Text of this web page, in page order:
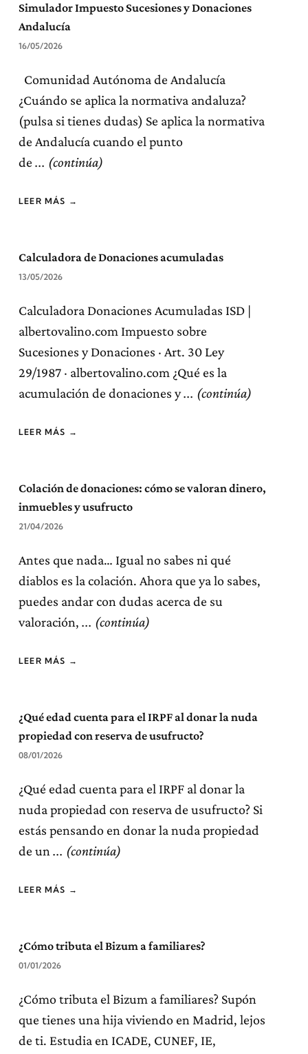
Simulador Impuesto Sucesiones y Donaciones
Andalucía
16/05/2026
Comunidad Autónoma de Andalucía
¿Cuándo se aplica la normativa andaluza?
(pulsa si tienes dudas) Se aplica la normativa
de Andalucía cuando el punto
de
LEER MÁS →
Calculadora de Donaciones acumuladas
13/05/2026
Calculadora Donaciones Acumuladas ISD |
albertovalino.com Impuesto sobre
Sucesiones y Donaciones · Art. 30 Ley
29/1987 · albertovalino.com ¿Qué es la
acumulación de donaciones y
LEER MÁS →
Colación de donaciones: cómo se valoran dinero,
inmuebles y usufructo
21/04/2026
Antes que nada… Igual no sabes ni qué
diablos es la colación. Ahora que ya lo sabes,
puedes andar con dudas acerca de su
valoración,
LEER MÁS →
¿Qué edad cuenta para el IRPF al donar la nuda
propiedad con reserva de usufructo?
08/01/2026
¿Qué edad cuenta para el IRPF al donar la
nuda propiedad con reserva de usufructo? Si
estás pensando en donar la nuda propiedad
de un
LEER MÁS →
¿Cómo tributa el Bizum a familiares?
01/01/2026
¿Cómo tributa el Bizum a familiares? Supón
que tienes una hija viviendo en Madrid, lejos
de ti. Estudia en ICADE, CUNEF, IE,